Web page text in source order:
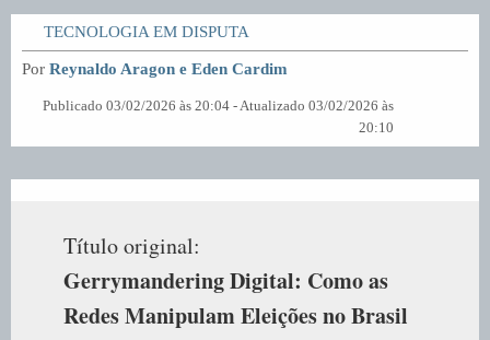
TECNOLOGIA EM DISPUTA
Por Reynaldo Aragon e Eden Cardim
Publicado 03/02/2026 às 20:04 - Atualizado 03/02/2026 às
20:10
Título original:
Gerrymandering Digital: Como as
Redes Manipulam Eleições no Brasil